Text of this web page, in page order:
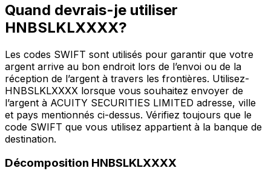
Quand devrais-je utiliser
HNBSLKLXXXX?
Les codes SWIFT sont utilisés pour garantir que votre
argent arrive au bon endroit lors de l’envoi ou de la
réception de l’argent à travers les frontières. Utilisez-
HNBSLKLXXXX lorsque vous souhaitez envoyer de
l’argent à ACUITY SECURITIES LIMITED adresse, ville
et pays mentionnés ci-dessus. Vérifiez toujours que le
code SWIFT que vous utilisez appartient à la banque de
destination.
Décomposition HNBSLKLXXXX